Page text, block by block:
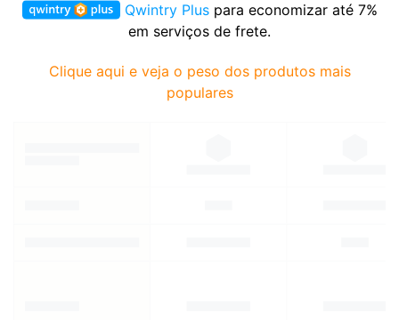
Qwintry Pluspara economizar até 7%
em serviços de frete.
Clique aqui e veja o peso dos produtos mais
populares